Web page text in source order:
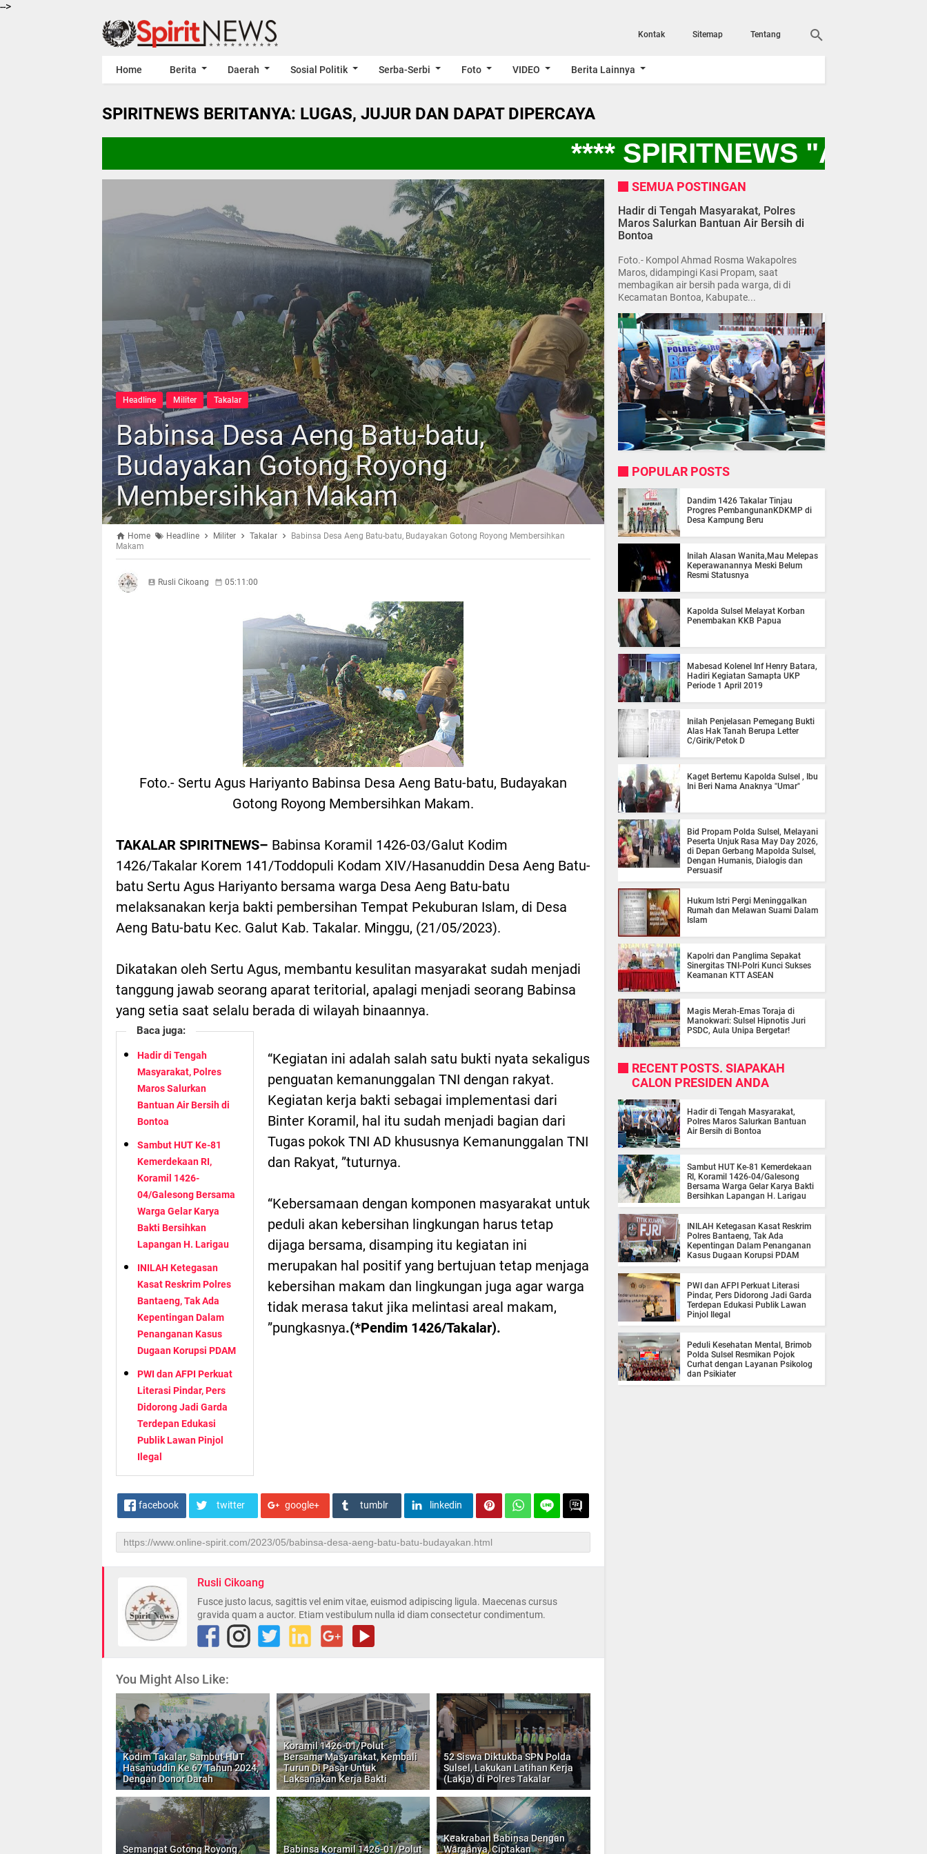
-->
Kontak Sitemap Tentang
Home Berita Daerah Sosial Politik Serba-Serbi Foto VIDEO Berita Lainnya
SPIRITNEWS BERITANYA: LUGAS, JUJUR DAN DAPAT DIPERCAYA
**** SPIRITNEWS "AYO
Headline Militer Takalar
Babinsa Desa Aeng Batu-batu,
Budayakan Gotong Royong
Membersihkan Makam
Home Headline Militer Takalar
Babinsa Desa Aeng Batu-batu, Budayakan Gotong Royong Membersihkan
Makam
Rusli Cikoang 05:11:00
Foto.- Sertu Agus Hariyanto Babinsa Desa Aeng Batu-batu, Budayakan
Gotong Royong Membersihkan Makam.
TAKALAR SPIRITNEWS– Babinsa Koramil 1426-03/Galut Kodim
1426/Takalar Korem 141/Toddopuli Kodam XIV/Hasanuddin Desa Aeng Batu-
batu Sertu Agus Hariyanto bersama warga Desa Aeng Batu-batu
melaksanakan kerja bakti pembersihan Tempat Pekuburan Islam, di Desa
Aeng Batu-batu Kec. Galut Kab. Takalar. Minggu, (21/05/2023).
Dikatakan oleh Sertu Agus, membantu kesulitan masyarakat sudah menjadi
tanggung jawab seorang aparat teritorial, apalagi menjadi seorang Babinsa
yang setia saat selalu berada di wilayah binaannya.
Baca juga:
Hadir di Tengah
Masyarakat, Polres
Maros Salurkan
Bantuan Air Bersih di
Bontoa
Sambut HUT Ke-81
Kemerdekaan RI,
Koramil 1426-
04/Galesong Bersama
Warga Gelar Karya
Bakti Bersihkan
Lapangan H. Larigau
INILAH Ketegasan
Kasat Reskrim Polres
Bantaeng, Tak Ada
Kepentingan Dalam
Penanganan Kasus
Dugaan Korupsi PDAM
PWI dan AFPI Perkuat
Literasi Pindar, Pers
Didorong Jadi Garda
Terdepan Edukasi
Publik Lawan Pinjol
Ilegal
“Kegiatan ini adalah salah satu bukti nyata sekaligus
penguatan kemanunggalan TNI dengan rakyat.
Kegiatan kerja bakti sebagai implementasi dari
Binter Koramil, hal itu sudah menjadi bagian dari
Tugas pokok TNI AD khususnya Kemanunggalan TNI
dan Rakyat, ”tuturnya.
“Kebersamaan dengan komponen masyarakat untuk
peduli akan kebersihan lingkungan harus tetap
dijaga bersama, disamping itu kegiatan ini
merupakan hal positif yang bertujuan tetap menjaga
kebersihan makam dan lingkungan juga agar warga
tidak merasa takut jika melintasi areal makam,
”pungkasnya.(*Pendim 1426/Takalar).
facebook twitter google+ tumblr linkedin
Rusli Cikoang
Fusce justo lacus, sagittis vel enim vitae, euismod adipiscing ligula. Maecenas cursus
gravida quam a auctor. Etiam vestibulum nulla id diam consectetur condimentum.
You Might Also Like:
Kodim Takalar, Sambut HUT
Hasanuddin Ke 67 Tahun 2024,
Dengan Donor Darah
Koramil 1426-01/Polut
Bersama Masyarakat, Kembali
Turun Di Pasar Untuk
Laksanakan Kerja Bakti
52 Siswa Diktukba SPN Polda
Sulsel, Lakukan Latihan Kerja
(Lakja) di Polres Takalar
Semangat Gotong Royong Babinsa Koramil 1426-01/Polut
Keakraban Babinsa Dengan
Warganya, Ciptakan
SEMUA POSTINGAN
Hadir di Tengah Masyarakat, Polres
Maros Salurkan Bantuan Air Bersih di
Bontoa
Foto.- Kompol Ahmad Rosma Wakapolres
Maros, didampingi Kasi Propam, saat
membagikan air bersih pada warga, di di
Kecamatan Bontoa, Kabupate...
POPULAR POSTS
Dandim 1426 Takalar Tinjau
Progres PembangunanKDKMP di
Desa Kampung Beru
Inilah Alasan Wanita,Mau Melepas
Keperawanannya Meski Belum
Resmi Statusnya
Kapolda Sulsel Melayat Korban
Penembakan KKB Papua
Mabesad Kolenel Inf Henry Batara,
Hadiri Kegiatan Samapta UKP
Periode 1 April 2019
Inilah Penjelasan Pemegang Bukti
Alas Hak Tanah Berupa Letter
C/Girik/Petok D
Kaget Bertemu Kapolda Sulsel , Ibu
Ini Beri Nama Anaknya "Umar"
Bid Propam Polda Sulsel, Melayani
Peserta Unjuk Rasa May Day 2026,
di Depan Gerbang Mapolda Sulsel,
Dengan Humanis, Dialogis dan
Persuasif
Hukum Istri Pergi Meninggalkan
Rumah dan Melawan Suami Dalam
Islam
Kapolri dan Panglima Sepakat
Sinergitas TNI-Polri Kunci Sukses
Keamanan KTT ASEAN
Magis Merah-Emas Toraja di
Manokwari: Sulsel Hipnotis Juri
PSDC, Aula Unipa Bergetar!
RECENT POSTS. SIAPAKAH
CALON PRESIDEN ANDA
Hadir di Tengah Masyarakat,
Polres Maros Salurkan Bantuan
Air Bersih di Bontoa
Sambut HUT Ke-81 Kemerdekaan
RI, Koramil 1426-04/Galesong
Bersama Warga Gelar Karya Bakti
Bersihkan Lapangan H. Larigau
INILAH Ketegasan Kasat Reskrim
Polres Bantaeng, Tak Ada
Kepentingan Dalam Penanganan
Kasus Dugaan Korupsi PDAM
PWI dan AFPI Perkuat Literasi
Pindar, Pers Didorong Jadi Garda
Terdepan Edukasi Publik Lawan
Pinjol Ilegal
Peduli Kesehatan Mental, Brimob
Polda Sulsel Resmikan Pojok
Curhat dengan Layanan Psikolog
dan Psikiater